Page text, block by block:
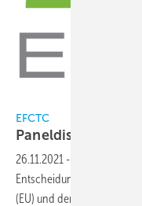
EFCTC
Paneldiskussion
26.11.2021 -
Entscheidungsträger aus
(EU) und den